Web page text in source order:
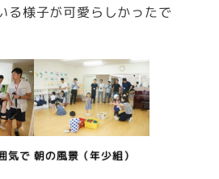
る様子が可愛らしかったで
気で 朝の風景（年少組）